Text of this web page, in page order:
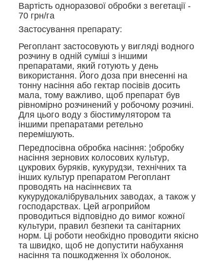
Вартість одноразової обробки з вегетації -
70 грн/га
Застосування препарату:
Регоплант застосовують у вигляді водного
розчину в одній суміші з іншими
препаратами, який готують у день
використання. Його доза при внесенні на
тонну насіння або гектар посівів досить
мала, тому важливо, щоб препарат був
рівномірно розчинений у робочому розчині.
Для цього воду з біостимулятором та
іншими препаратами ретельно
перемішують.
Передпосівна обробка насіння: ¦обробку
насіння зернових колосових культур,
цукрових буряків, кукурудзи, технічних та
інших культур препаратом Регоплант
проводять на насіннєвих та
кукурудокалібрувальних заводах, а також у
господарствах. Цей агроприйом
проводиться відповідно до вимог кожної
культури, правил безпеки та санітарних
норм. Ці роботи необхідно проводити якісно
та швидко, щоб не допустити набухання
насіння та пошкодження їх оболонок.